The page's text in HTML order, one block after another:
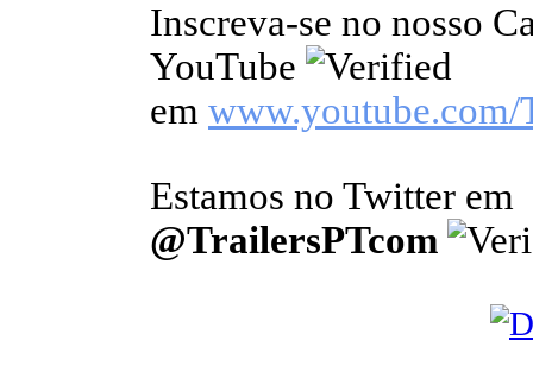
Inscreva-se no nosso
YouTube
em www.youtube.com/
Estamos no Twitter em
@TrailersPTcom